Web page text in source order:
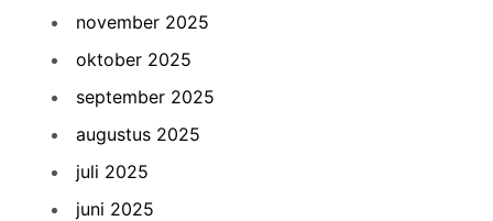
november 2025
oktober 2025
september 2025
augustus 2025
juli 2025
juni 2025